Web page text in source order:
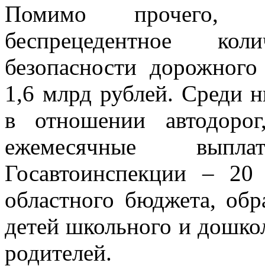
Помимо прочего,
беспрецедентное
безопасности
1,6 млрд рублей. Среди
в отношении
ежемесячные
Госавтоинспекции –
областного бюджета,
детей школьного и
родителей.